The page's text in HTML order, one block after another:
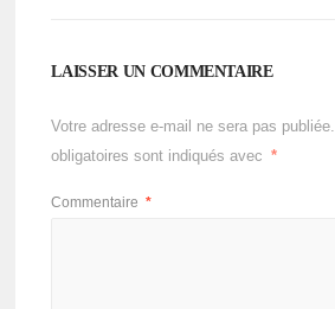
LAISSER UN COMMENTAIRE
Votre adresse e-mail ne sera pas publiée.
obligatoires sont indiqués avec
*
Commentaire *